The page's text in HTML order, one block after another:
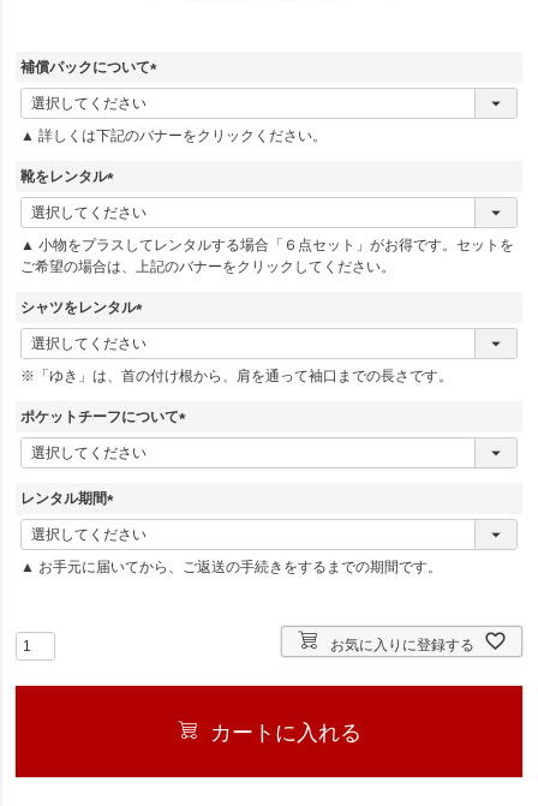
補償パックについて
(
必
須
▲ 詳しくは下記のバナーをクリックください。
靴をレンタル
(
必
須
)
▲ 小物をプラスしてレンタルする場合「６点セット」がお得です。セットを
ご希望の場合は、上記のバナーをクリックしてください。
シャツをレンタル
(
必
須
※「ゆき」は、首の付け根から、肩を通って袖口までの長さです。
ポケットチーフについて
(
必
レンタル期間
(
必
須
▲ お手元に届いてから、ご返送の手続きをするまでの期間です。
お気に入りに登録する
カートに入れる